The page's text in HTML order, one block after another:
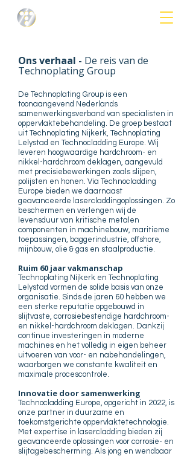
Ons verhaal - De reis van de
Technoplating Group
De Technoplating Group is een
toonaangevend Nederlands
samenwerkingsverband van specialisten in
oppervlaktebehandeling. De groep bestaat
uit Technoplating Nijkerk, Technoplating
Lelystad en Technocladding Europe. Wij
leveren hoogwaardige hardchroom- en
nikkel-hardchroom deklagen, aangevuld
met precisiebewerkingen zoals slijpen,
polijsten en honen. Via Technocladding
Europe bieden we daarnaast
geavanceerde lasercladdingoplossingen. Zo
beschermen en verlengen wij de
levensduur van kritische metalen
componenten in machinebouw, maritieme
toepassingen, baggerindustrie, offshore,
mijnbouw, olie & gas en staalproductie.
Ruim 60 jaar vakmanschap
Technoplating Nijkerk en Technoplating
Lelystad vormen de solide basis van onze
organisatie. Sinds de jaren 60 hebben we
een sterke reputatie opgebouwd in
slijtvaste, corrosiebestendige hardchroom-
en nikkel-hardchroom deklagen. Dankzij
continue investeringen in moderne
machines en het volledig in eigen beheer
uitvoeren van voor- en nabehandelingen,
waarborgen we constante kwaliteit en
maximale procescontrole.
Innovatie door samenwerking
Technocladding Europe, opgericht in 2022, is
onze partner in duurzame en
toekomstgerichte oppervlaktetechnologie.
Met expertise in lasercladding bieden zij
geavanceerde oplossingen voor corrosie- en
slijtagebescherming. Als jong en wendbaar